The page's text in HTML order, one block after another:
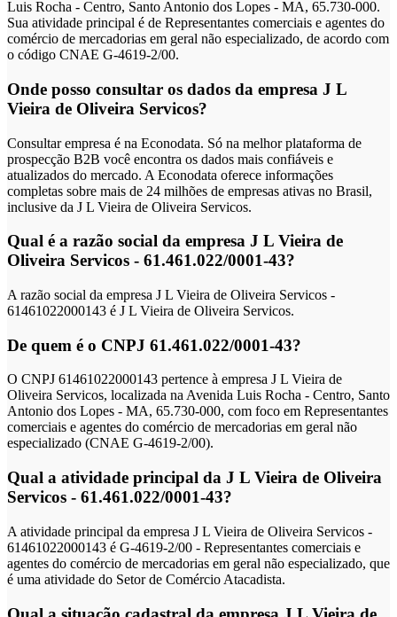
Luis Rocha - Centro, Santo Antonio dos Lopes - MA, 65.730-000.
Sua atividade principal é de Representantes comerciais e agentes do
comércio de mercadorias em geral não especializado, de acordo com
o código CNAE G-4619-2/00.
Onde posso consultar os dados da empresa J L
Vieira de Oliveira Servicos?
Consultar empresa é na Econodata. Só na melhor plataforma de
prospecção B2B você encontra os dados mais confiáveis e
atualizados do mercado. A Econodata oferece informações
completas sobre mais de 24 milhões de empresas ativas no Brasil,
inclusive da J L Vieira de Oliveira Servicos.
Qual é a razão social da empresa J L Vieira de
Oliveira Servicos - 61.461.022/0001-43?
A razão social da empresa J L Vieira de Oliveira Servicos -
61461022000143 é J L Vieira de Oliveira Servicos.
De quem é o CNPJ 61.461.022/0001-43?
O CNPJ 61461022000143 pertence à empresa J L Vieira de
Oliveira Servicos, localizada na Avenida Luis Rocha - Centro, Santo
Antonio dos Lopes - MA, 65.730-000, com foco em Representantes
comerciais e agentes do comércio de mercadorias em geral não
especializado (CNAE G-4619-2/00).
Qual a atividade principal da J L Vieira de Oliveira
Servicos - 61.461.022/0001-43?
A atividade principal da empresa J L Vieira de Oliveira Servicos -
61461022000143 é G-4619-2/00 - Representantes comerciais e
agentes do comércio de mercadorias em geral não especializado, que
é uma atividade do Setor de Comércio Atacadista.